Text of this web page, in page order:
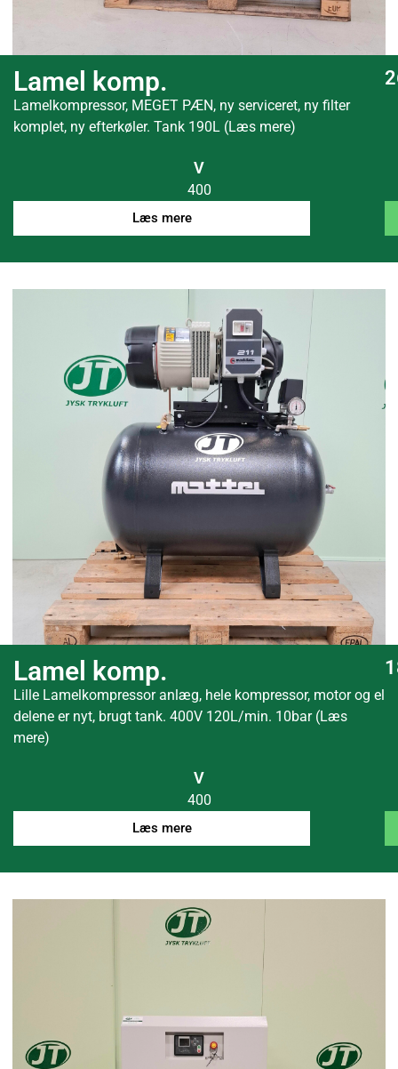
Lamel komp.
Lamelkompressor, MEGET PÆN, ny serviceret, ny filter
komplet, ny efterkøler. Tank 190L (Læs mere)
V
400
Læs mere
Lamel komp.
Lille Lamelkompressor anlæg, hele kompressor, motor og el
delene er nyt, brugt tank. 400V 120L/min. 10bar (Læs
mere)
V
400
Læs mere